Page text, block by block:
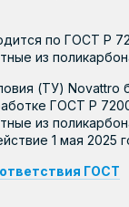
по ГОСТ Р
из
(ТУ) Novattro
ГОСТ Р
из
1 мая 2025
ГОСТ